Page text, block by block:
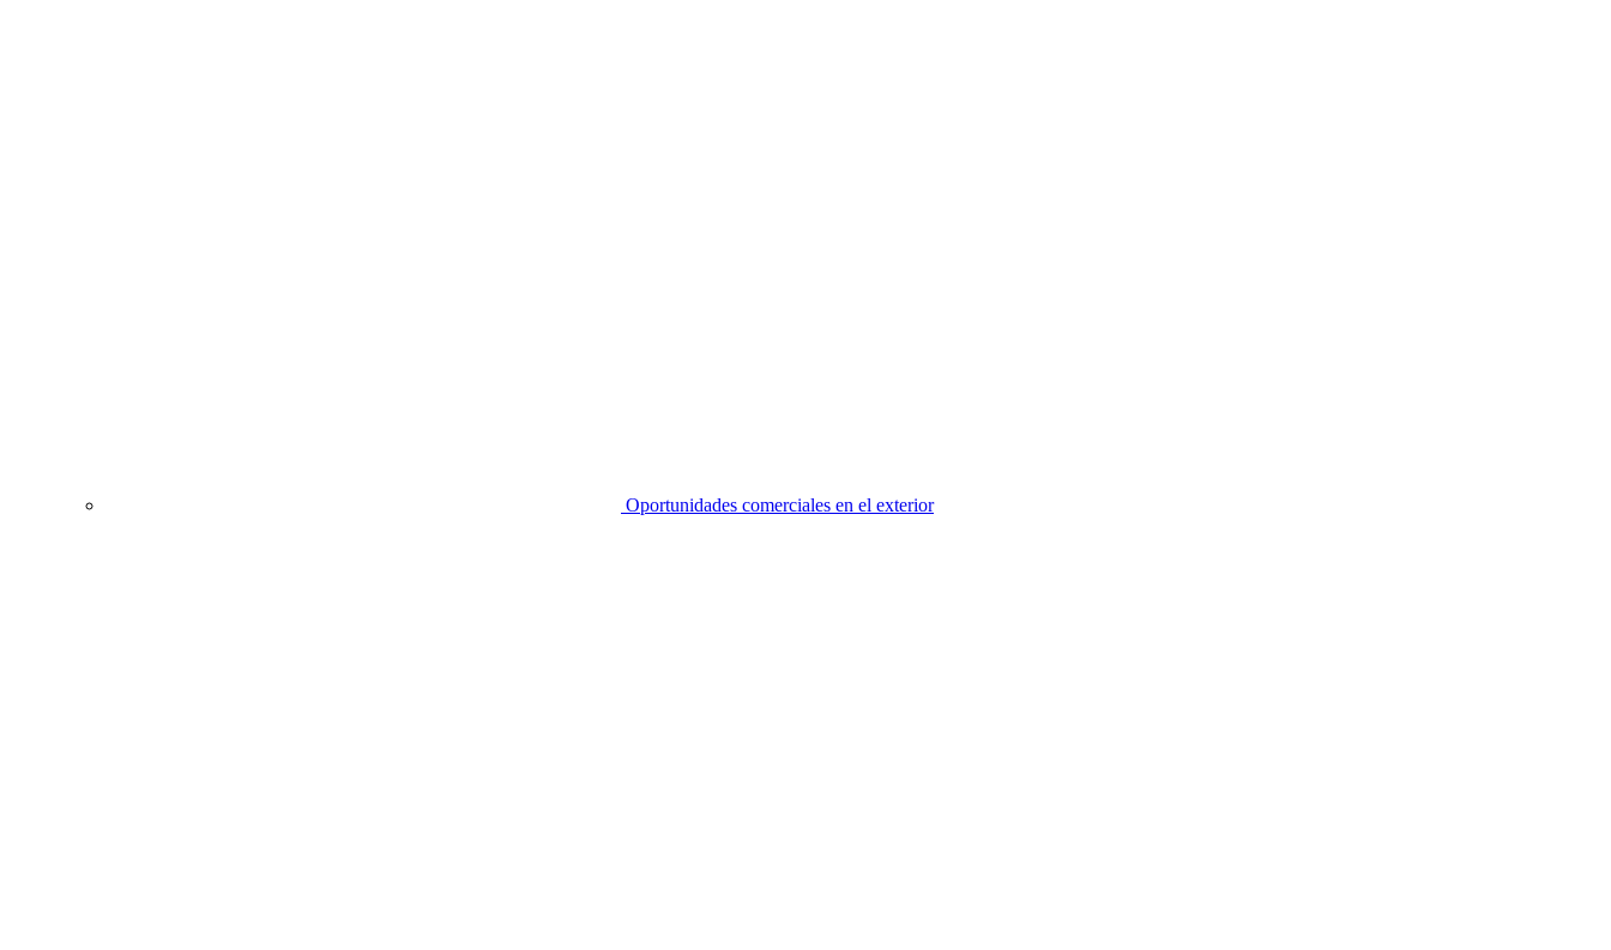
Oportunidades comerciales en el exterior